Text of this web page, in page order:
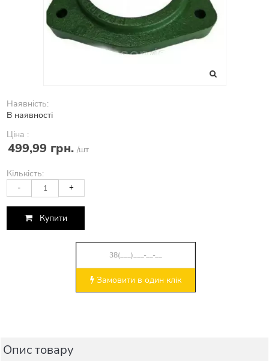
Наявність:
В наявності
Ціна :
499,99 грн. /шт
Кількість:
- +
Купити
Замовити в один клік
Опис товару